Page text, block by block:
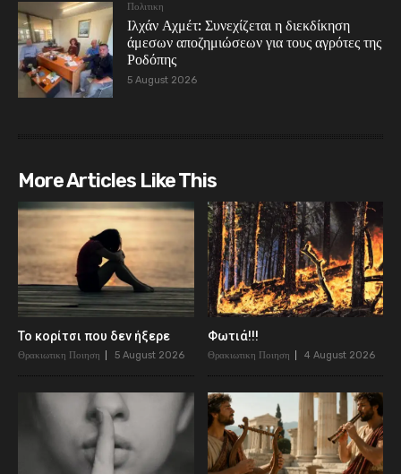
Πολιτικη
Ιλχάν Αχμέτ: Συνεχίζεται η διεκδίκηση
άμεσων αποζημιώσεων για τους αγρότες της
Ροδόπης
5 August 2026
More Articles Like This
Το κορίτσι που δεν ήξερε
Θρακιωτικη Ποιηση 5 August 2026
Φωτιά!!!
Θρακιωτικη Ποιηση 4 August 2026